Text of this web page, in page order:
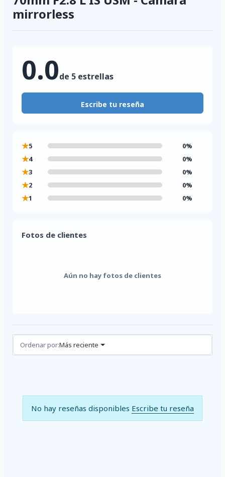
mirrorless
0.0de 5 estrellas
Escribe tu reseña
★5 0%
★4 0%
★3 0%
★2 0%
★1 0%
Fotos de clientes
Aún no hay fotos de clientes
Reseñas (0)
Ordenar por:Más reciente
No hay reseñas disponibles Escribe tu reseña